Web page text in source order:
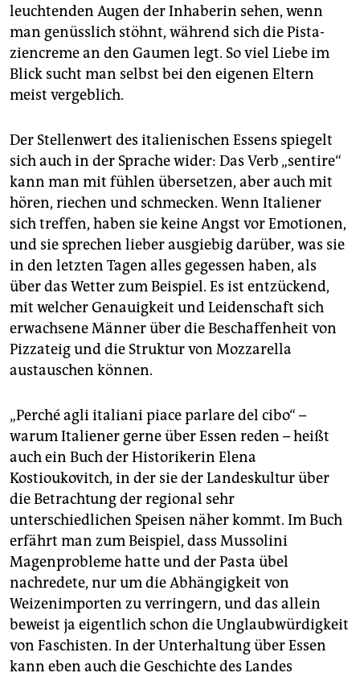
leuchtenden Augen der Inhaberin sehen, wenn
man genüsslich stöhnt, während sich die Pista­
zien­creme an den Gaumen legt. So viel Liebe im
Blick sucht man selbst bei den eigenen Eltern
meist vergeblich.
Der Stellenwert des italienischen Essens spiegelt
sich auch in der Sprache wider: Das Verb „sentire“
kann man mit fühlen übersetzen, aber auch mit
hören, riechen und schmecken. Wenn Italiener
sich treffen, haben sie keine Angst vor Emotionen,
und sie sprechen lieber ausgiebig darüber, was sie
in den letzten Tagen alles gegessen haben, als
über das Wetter zum Beispiel. Es ist entzückend,
mit welcher Genauigkeit und Leidenschaft sich
erwachsene Männer über die Beschaffenheit von
Pizzateig und die Struktur von Mozzarella
austauschen können.
„Perché agli italiani piace parlare del cibo“ –
warum Italiener gerne über Essen reden – heißt
auch ein Buch der Historikerin Elena
Kostioukovitch, in der sie der Landeskultur über
die Betrachtung der regional sehr
unterschiedlichen Speisen näher kommt. Im Buch
erfährt man zum Beispiel, dass Mussolini
Magenprobleme hatte und der Pasta übel
nachredete, nur um die Abhängigkeit von
Weizenimporten zu verringern, und das allein
beweist ja eigentlich schon die Unglaubwürdigkeit
von Faschisten. In der Unterhaltung über Essen
kann eben auch die Geschichte des Landes